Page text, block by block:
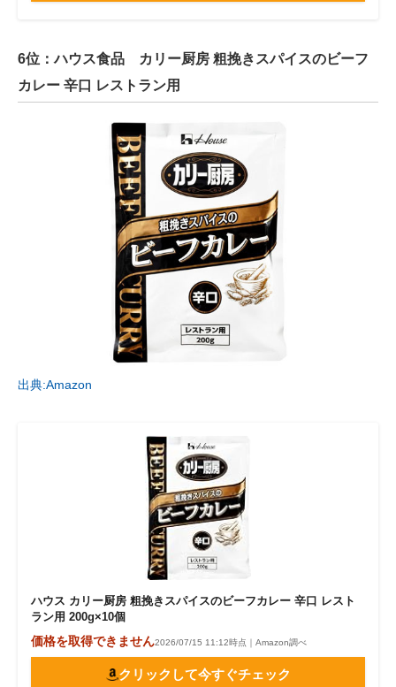
6位：ハウス食品 カリー厨房 粗挽きスパイスのビーフ
カレー 辛口 レストラン用
出典:Amazon
ハウス カリー厨房 粗挽きスパイスのビーフカレー 辛口 レスト
ラン用 200g×10個
価格を取得できません2026/07/15 11:12時点｜Amazon調べ
クリックして今すぐチェック